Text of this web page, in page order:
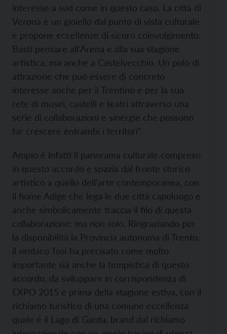
interesse a sud come in questo caso. La città di
Verona è un gioiello dal punto di vista culturale
e propone eccellenze di sicuro coinvolgimento.
Basti pensare all’Arena e alla sua stagione
artistica, ma anche a Castelvecchio. Un polo di
attrazione che può essere di concreto
interesse anche per il Trentino e per la sua
rete di musei, castelli e teatri attraverso una
serie di collaborazioni e sinergie che possono
far crescere entrambi i territori”.
Ampio è infatti il panorama culturale compreso
in questo accordo e spazia dal fronte storico
artistico a quello dell’arte contemporanea, con
il fiume Adige che lega le due città capoluogo e
anche simbolicamente traccia il filo di questa
collaborazione: ma non solo. Ringraziando per
la disponibilità la Provincia autonoma di Trento,
il sindaco Tosi ha precisato come molto
importante sia anche la tempistica di questo
accordo, da sviluppare in corrispondenza di
EXPO 2015 e prima della stagione estiva, con il
richiamo turistico di una comune eccellenza
quale è il Lago di Garda, brand dal richiamo